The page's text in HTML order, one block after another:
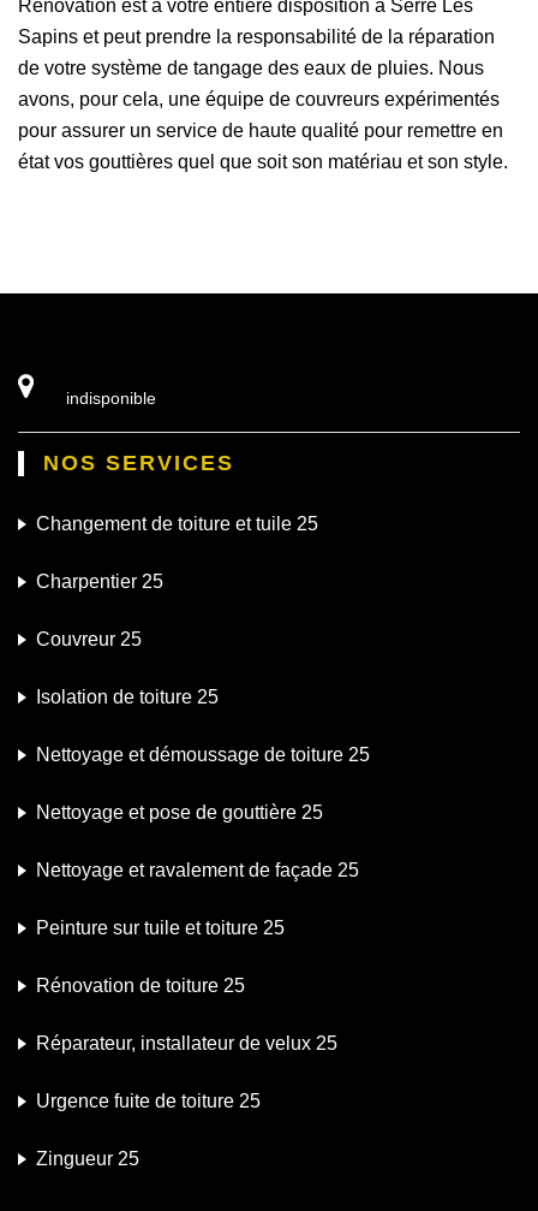
Rénovation est à votre entière disposition à Serre Les
Sapins et peut prendre la responsabilité de la réparation
de votre système de tangage des eaux de pluies. Nous
avons, pour cela, une équipe de couvreurs expérimentés
pour assurer un service de haute qualité pour remettre en
état vos gouttières quel que soit son matériau et son style.
indisponible
NOS SERVICES
Changement de toiture et tuile 25
Charpentier 25
Couvreur 25
Isolation de toiture 25
Nettoyage et démoussage de toiture 25
Nettoyage et pose de gouttière 25
Nettoyage et ravalement de façade 25
Peinture sur tuile et toiture 25
Rénovation de toiture 25
Réparateur, installateur de velux 25
Urgence fuite de toiture 25
Zingueur 25